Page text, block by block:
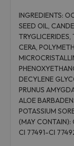
INGREDIENTS:
SEED OIL,
TRYGLICERIDES,
CERA,
DECYLENE
PRUNUS
ALOE
POTASSIUM
(MAY CONTAIN):
CI 77491-CI